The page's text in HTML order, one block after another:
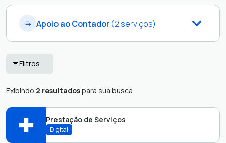
Apoio ao Contador (2 serviços)
Escola de Negócios
Financeiro
Processos
Administrativos
Unimed
Uniodonto
Filtros
Exibindo 2 resultadospara sua busca
Prestação de Serviços
Digital